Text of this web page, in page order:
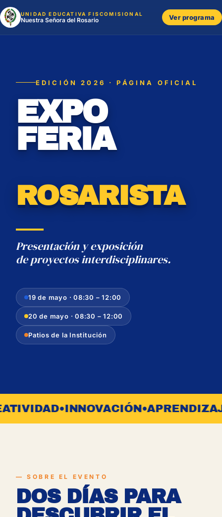
UNIDAD EDUCATIVA FISCOMISIONAL
Nuestra Señora del Rosario Ver programa
EDICIÓN 2026 · PÁGINA OFICIAL
EXPO
FERIA
ROSARISTA
Presentación y exposición
de proyectos interdisciplinares.
19 de mayo · 08:30 – 12:00
20 de mayo · 08:30 – 12:00
Patios de la Institución
●INNOVACIÓN●
SOBRE EL EVENTO
DOS DÍAS PARA